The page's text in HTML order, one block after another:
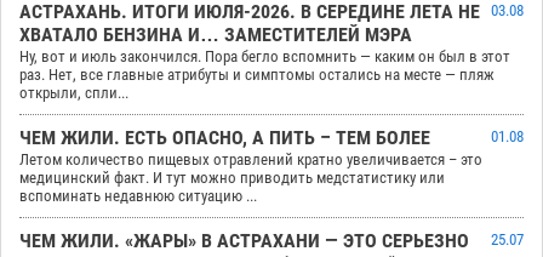
АСТРАХАНЬ. ИТОГИ ИЮЛЯ-2026. В СЕРЕДИНЕ ЛЕТА НЕ
ХВАТАЛО БЕНЗИНА И… ЗАМЕСТИТЕЛЕЙ МЭРА
03.08
Ну, вот и июль закончился. Пора бегло вспомнить — каким он был в этот
раз. Нет, все главные атрибуты и симптомы остались на месте — пляж
открыли, спли...
ЧЕМ ЖИЛИ. ЕСТЬ ОПАСНО, А ПИТЬ – ТЕМ БОЛЕЕ
01.08
Летом количество пищевых отравлений кратно увеличивается – это
медицинский факт. И тут можно приводить медстатистику или
вспоминать недавнюю ситуацию ...
ЧЕМ ЖИЛИ. «ЖАРЫ» В АСТРАХАНИ — ЭТО СЕРЬЕЗНО
25.07